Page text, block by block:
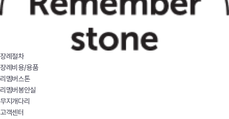
장례절차
장례비용/용품
리멤버스톤
리멤버봉안실
무지개다리
고객센터